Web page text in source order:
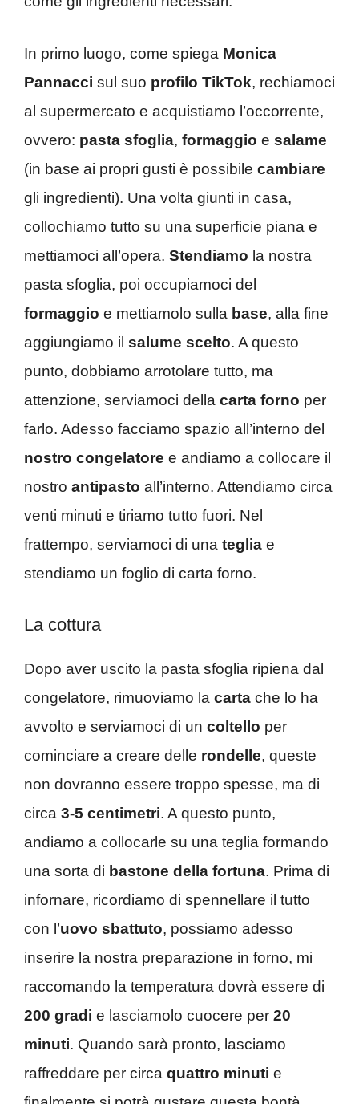
In primo luogo, come spiega Monica
Pannacci sul suo profilo TikTok, rechiamoci
al supermercato e acquistiamo l’occorrente,
ovvero: pasta sfoglia, formaggio e salame
(in base ai propri gusti è possibile cambiare
gli ingredienti). Una volta giunti in casa,
collochiamo tutto su una superficie piana e
mettiamoci all’opera. Stendiamo la nostra
pasta sfoglia, poi occupiamoci del
formaggio e mettiamolo sulla base, alla fine
aggiungiamo il salume scelto. A questo
punto, dobbiamo arrotolare tutto, ma
attenzione, serviamoci della carta forno per
farlo. Adesso facciamo spazio all’interno del
nostro congelatore e andiamo a collocare il
nostro antipasto all’interno. Attendiamo circa
venti minuti e tiriamo tutto fuori. Nel
frattempo, serviamoci di una teglia e
stendiamo un foglio di carta forno.
La cottura
Dopo aver uscito la pasta sfoglia ripiena dal
congelatore, rimuoviamo la carta che lo ha
avvolto e serviamoci di un coltello per
cominciare a creare delle rondelle, queste
non dovranno essere troppo spesse, ma di
circa 3-5 centimetri. A questo punto,
andiamo a collocarle su una teglia formando
una sorta di bastone della fortuna. Prima di
infornare, ricordiamo di spennellare il tutto
con l’uovo sbattuto, possiamo adesso
inserire la nostra preparazione in forno, mi
raccomando la temperatura dovrà essere di
200 gradi e lasciamolo cuocere per 20
minuti. Quando sarà pronto, lasciamo
raffreddare per circa quattro minuti e